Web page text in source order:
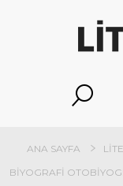
ANA SAYFA
BIYOGRAFI